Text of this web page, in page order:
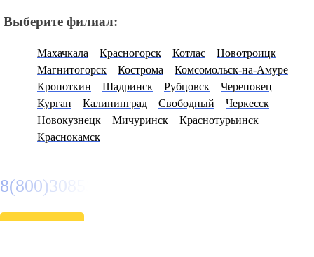
Выберите филиал:
Махачкала Красногорск Котлас
Новотроицк
Магнитогорск
Кострома
Комсомольск-на-Амуре
Кропоткин
Шадринск Рубцовск
Череповец
Курган
Калининград Свободный
Черкесск
Новокузнецк
Мичуринск
Краснотурьинск
Краснокамск
8(800)3085303